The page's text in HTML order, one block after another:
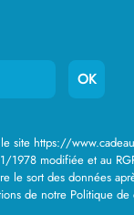
site https://
modifiée et au
le sort des données
de notre Politique